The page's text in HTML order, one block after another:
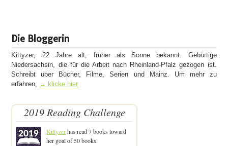
Die Bloggerin
Kittyzer, 22 Jahre alt, früher als Sonne bekannt. Gebürtige
Niedersachsin, die für die Arbeit nach Rheinland-Pfalz gezogen ist.
Schreibt über Bücher, Filme, Serien und Mainz. Um mehr zu
erfahren, → klicke hier
2019 Reading Challenge
Kittyzerhas read 7 books toward
her goal of 50 books.